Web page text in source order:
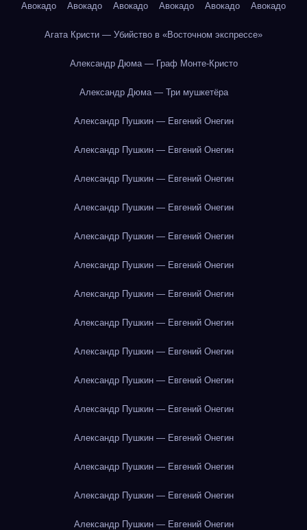
Авокадо Авокадо Авокадо Авокадо Авокадо Авокадо
Агата Кристи — Убийство в «Восточном экспрессе»
Александр Дюма — Граф Монте-Кристо
Александр Дюма — Три мушкетёра
Александр Пушкин — Евгений Онегин
Александр Пушкин — Евгений Онегин
Александр Пушкин — Евгений Онегин
Александр Пушкин — Евгений Онегин
Александр Пушкин — Евгений Онегин
Александр Пушкин — Евгений Онегин
Александр Пушкин — Евгений Онегин
Александр Пушкин — Евгений Онегин
Александр Пушкин — Евгений Онегин
Александр Пушкин — Евгений Онегин
Александр Пушкин — Евгений Онегин
Александр Пушкин — Евгений Онегин
Александр Пушкин — Евгений Онегин
Александр Пушкин — Евгений Онегин
Александр Пушкин — Евгений Онегин